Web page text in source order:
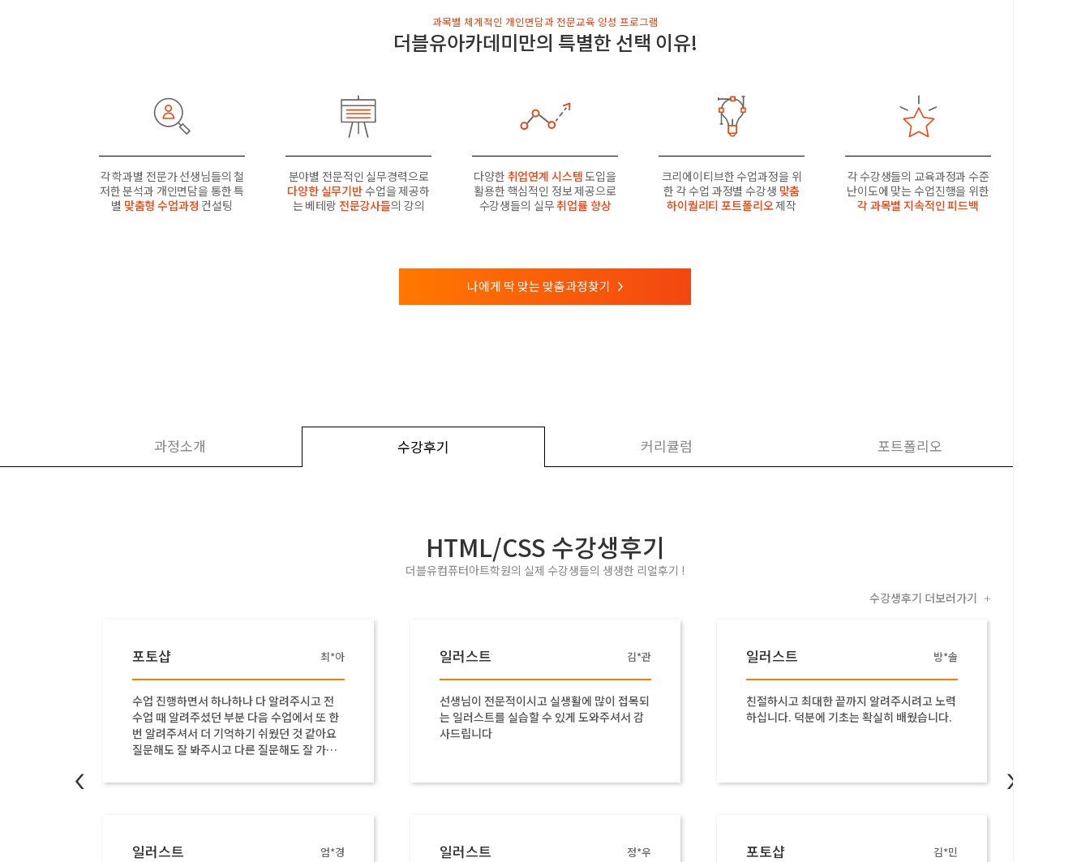
과목별 체계적인 개인면담과 전문교육 양성 프로그램
더블유아카데미만의 특별한 선택 이유!
각 학과별 전문가 선생님들의 철
저한 분석과 개인면담을 통한 특
별 맞춤형 수업과정 컨설팅
분야별 전문적인 실무경력으로
다양한 실무기반수업을 제공하
는 베테랑 전문강사들의 강의
다양한 취업연계 시스템도입을
활용한 핵심적인 정보 제공으로
수강생들의 실무취업률 향상
크리에이티브한 수업과정을 위
한 각 수업 과정별 수강생 맞춤
하이퀄리티 포트폴리오제작
각 수강생들의 교육과정과 수준
난이도에 맞는 수업진행을 위한
각 과목별 지속적인 피드백
나에게 딱 맞는 맞춤과정찾기 >
과정소개 수강후기 커리큘럼 포트폴리오
HTML/CSS 수강생후기
더블유컴퓨터아트학원의 실제 수강생들의 생생한 리얼후기 !
수강생후기 더보러가기
+
포토샵 최*아
수업 진행하면서 하나하나 다 알려주시고 전
수업 때 알려주셨던 부분 다음 수업에서 또 한
번 알려주셔서 더 기억하기 쉬웠던 것 같아요
질문해도 잘 봐주시고 다른 질문해도 잘 가르
일러스트 엄*경
일러스트 김*관
선생님이 전문적이시고 실생활에 많이 접목되
는 일러스트를 실습할 수 있게 도와주셔서 감
사드립니다
일러스트 정*우
일러스트 방*솔
친절하시고 최대한 끝까지 알려주시려고 노력
하십니다. 덕분에 기초는 확실히 배웠습니다.
포토샵 김*민
< >